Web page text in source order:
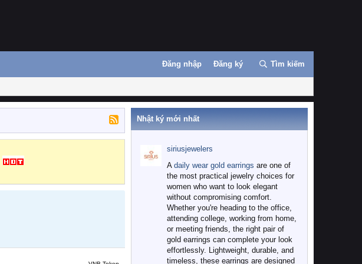
Đăng nhập Đăng ký Tìm kiếm
Nhật ký mới nhất
siriusjewelers
A daily wear gold earrings are one of
the most practical jewelry choices for
women who want to look elegant
without compromising comfort.
Whether you're heading to the office,
attending college, working from home,
or meeting friends, the right pair of
gold earrings can complete your look
effortlessly. Lightweight, durable, and
timeless, these earrings are designed